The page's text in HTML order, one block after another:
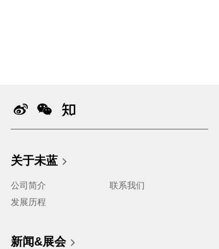
关于未蓝
公司简介
联系我们
发展历程
新闻&展会